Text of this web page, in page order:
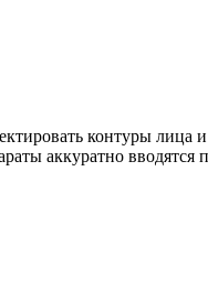
контуры лица
аккуратно вводятся